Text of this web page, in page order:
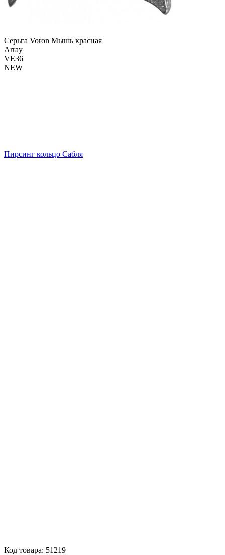
Серьга Voron Мышь красная
Array
VE36
NEW
Пирсинг кольцо Сабля
Код товара: 51219